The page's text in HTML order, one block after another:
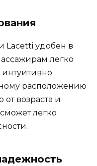
Lacetti удобен в
легко
интуитивно
расположению
возраста и
легко